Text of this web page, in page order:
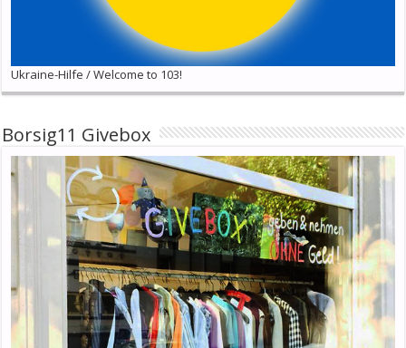
Ukraine-Hilfe / Welcome to 103!
Borsig11 Givebox